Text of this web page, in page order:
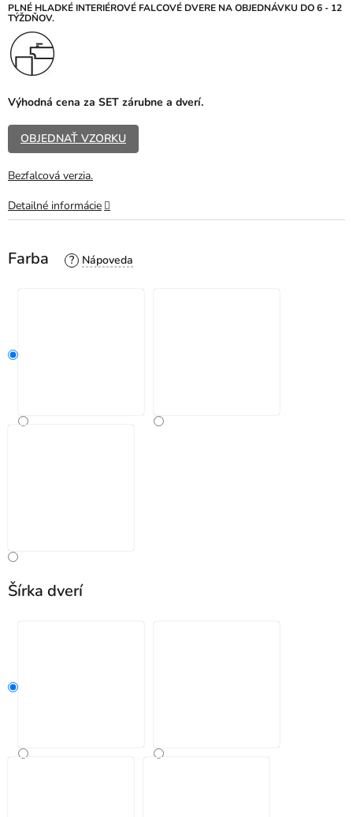
Farba ?
Šírka dverí
PLNÉ HLADKÉ INTERIÉROVÉ FALCOVÉ DVERE NA OBJEDNÁVKU DO 6 - 12
TÝŽDŇOV.
Výhodná cena za SET zárubne a dverí.
OBJEDNAŤ VZORKU
Bezfalcová verzia.
Detailné informácie
5
hviezdičiek.